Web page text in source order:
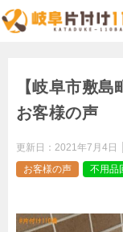
【岐阜市敷
お客様の声
更新日： 2021年7月4日
お客様の声
不用品